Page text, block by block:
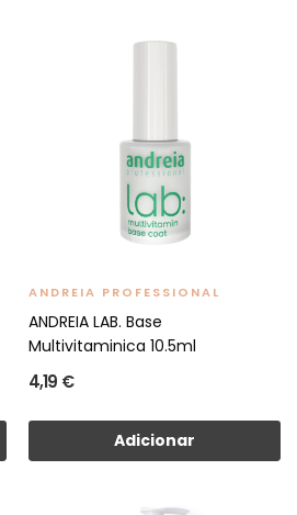
ANDREIA PROFESSIONAL
ANDREIA LAB. Base
Multivitaminica 10.5ml
4,19 €
Adicionar